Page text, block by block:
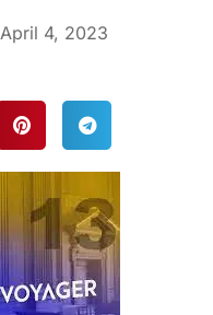
April 4, 2023